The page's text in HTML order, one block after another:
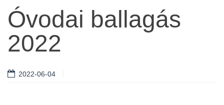
Óvodai ballagás
2022
2022-06-04